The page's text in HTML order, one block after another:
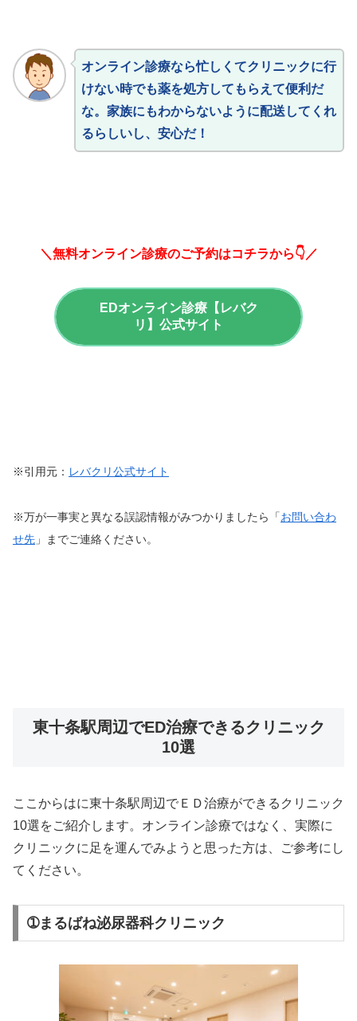
オンライン診療なら忙しくてクリニックに行
けない時でも薬を処方してもらえて便利だ
な。家族にもわからないように配送してくれ
るらしいし、安心だ！
＼無料オンライン診療のご予約はコチラから👇／
EDオンライン診療【レバク
リ】公式サイト
※引用元： レバクリ公式サイト
※万が一事実と異なる誤認情報がみつかりましたら「お問い合わ
せ先 」までご連絡ください。
東十条駅周辺でED治療できるクリニック
10選
ここからはに東十条駅周辺でＥＤ治療ができるクリニック
10選をご紹介します。オンライン診療ではなく、実際に
クリニックに足を運んでみようと思った方は、ご参考にし
てください。
➀まるばね泌尿器科クリニック